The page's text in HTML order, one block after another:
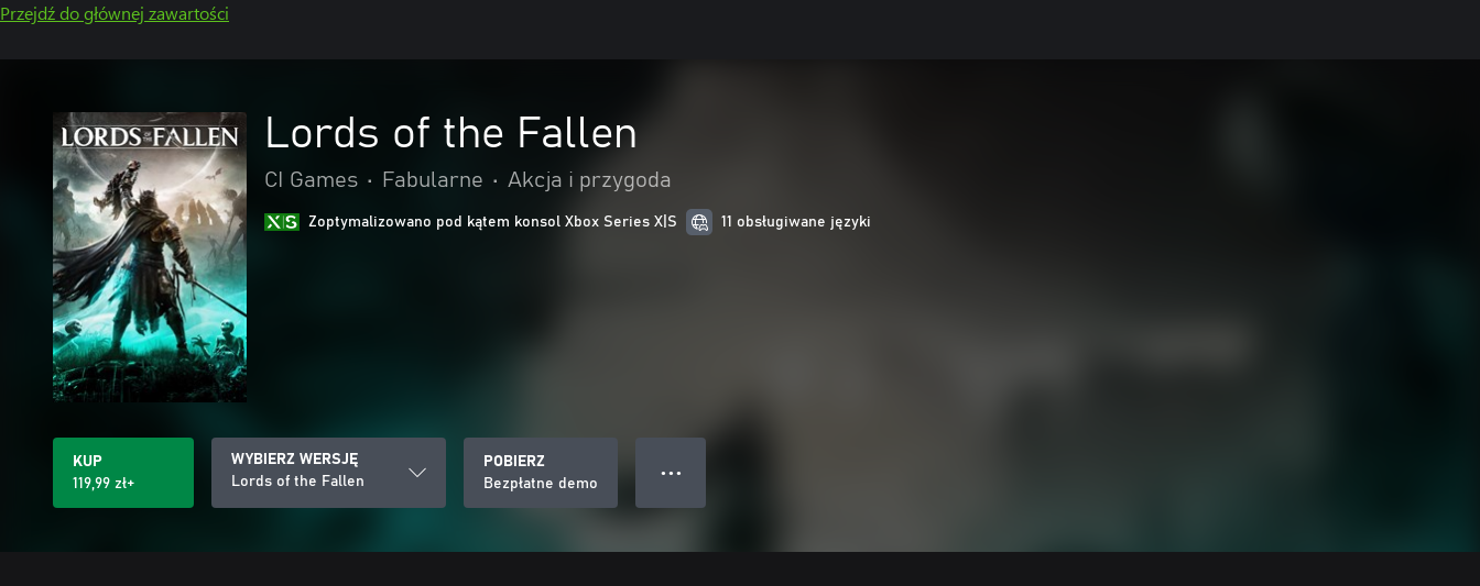
Przejdź do głównej zawartości
Lords of the Fallen
CI Games • Fabularne • Akcja i przygoda
Zoptymalizowano pod kątem konsol Xbox Series X|S 11 obsługiwane języki
KUP
119,99 zł+
WYBIERZ WERSJĘ
Lords of the Fallen
POBIERZ
Bezpłatne demo
● ● ●